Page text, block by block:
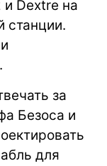
Dextre на
станции.
за
Безоса и
для